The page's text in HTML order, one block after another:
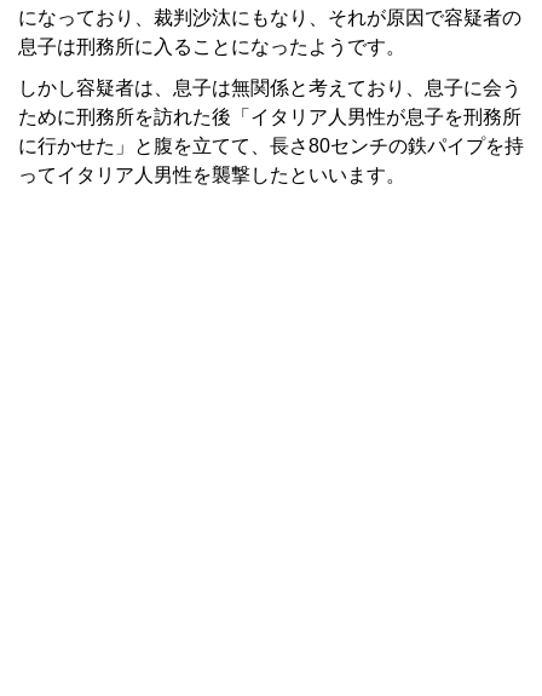
になっており、裁判沙汰にもなり、それが原因で容疑者の
息子は刑務所に入ることになったようです。
しかし容疑者は、息子は無関係と考えており、息子に会う
ために刑務所を訪れた後「イタリア人男性が息子を刑務所
に行かせた」と腹を立てて、長さ80センチの鉄パイプを持
ってイタリア人男性を襲撃したといいます。